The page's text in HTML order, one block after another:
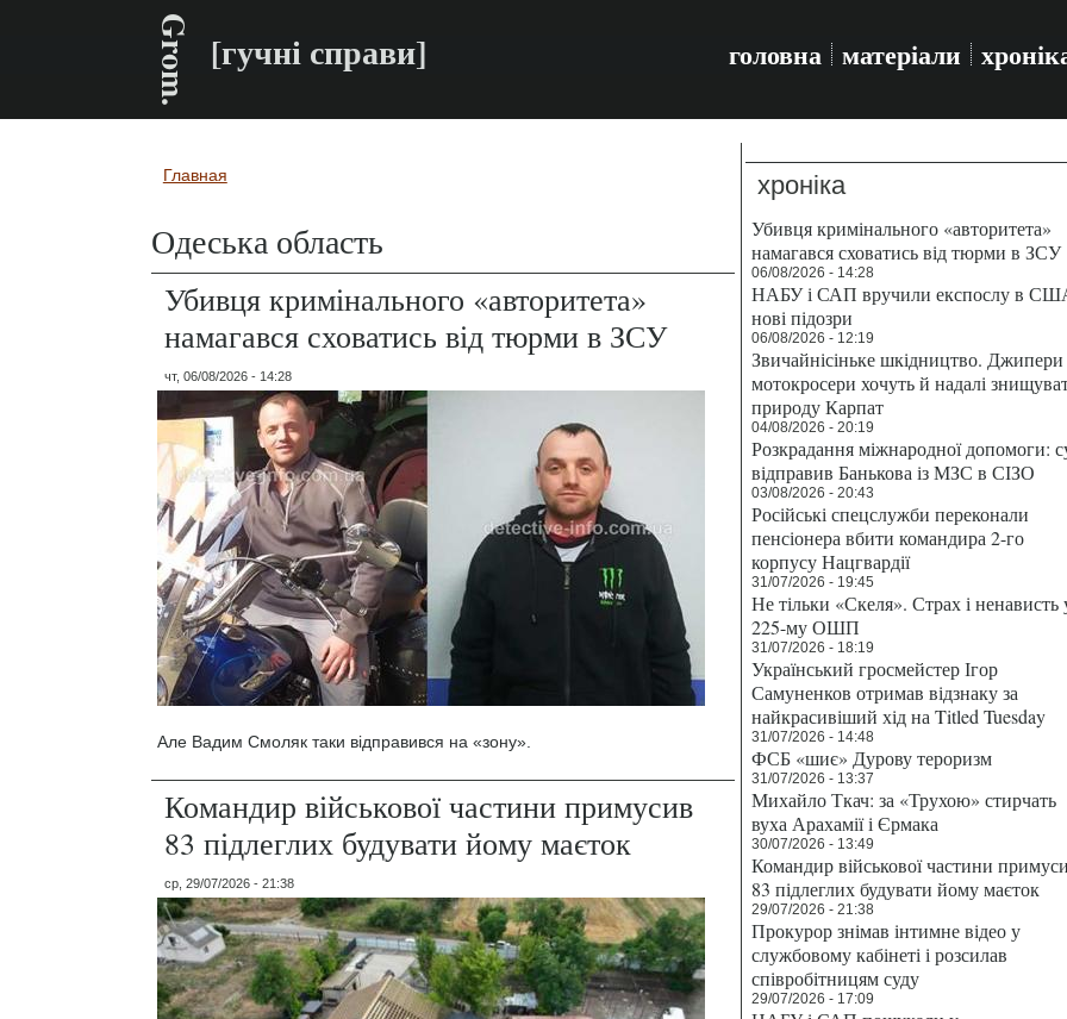
Grom. [гучні справи] головна матеріали
Вы здесь
Главная
Одеська область
Убивця кримінального «авторитета»
намагався сховатись від тюрми в ЗСУ
чт, 06/08/2026 - 14:28
Але Вадим Смоляк таки відправився на «зону».
Командир військової частини примусив
83 підлеглих будувати йому маєток
ср, 29/07/2026 - 21:38
хроніка
Убивця кримінального «авторитета»
намагався сховатись від тюрми в ЗСУ
06/08/2026 - 14:28
НАБУ і САП вручили експослу в
нові підозри
06/08/2026 - 12:19
Звичайнісіньке шкідництво. Джипери
мотокросери хочуть й надалі
природу Карпат
04/08/2026 - 20:19
Розкрадання міжнародної допомоги:
відправив Банькова із МЗС в СІЗО
03/08/2026 - 20:43
Російські спецслужби переконали
пенсіонера вбити командира 2-го
корпусу Нацгвардії
31/07/2026 - 19:45
Не тільки «Скеля». Страх і ненависть
225-му ОШП
31/07/2026 - 18:19
Український гросмейстер Ігор
Самуненков отримав відзнаку за
найкрасивіший хід на Titled Tuesday
31/07/2026 - 14:48
ФСБ «шиє» Дурову тероризм
31/07/2026 - 13:37
Михайло Ткач: за «Трухою» стирчать
вуха Арахамії і Єрмака
30/07/2026 - 13:49
Командир військової частини
83 підлеглих будувати йому маєток
29/07/2026 - 21:38
Прокурор знімав інтимне відео у
службовому кабінеті і розсилав
співробітницям суду
29/07/2026 - 17:09